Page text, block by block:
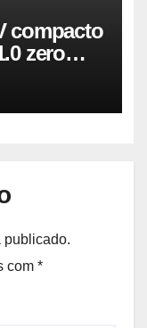
compacto
zero
publicado.
com *